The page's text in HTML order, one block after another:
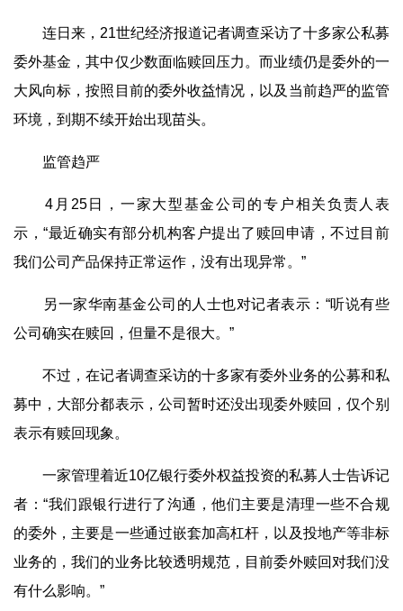
连日来，21世纪经济报道记者调查采访了十多家公私募
委外基金，其中仅少数面临赎回压力。而业绩仍是委外的一
大风向标，按照目前的委外收益情况，以及当前趋严的监管
环境，到期不续开始出现苗头。
监管趋严
4月25日，一家大型基金公司的专户相关负责人表
示，“最近确实有部分机构客户提出了赎回申请，不过目前
我们公司产品保持正常运作，没有出现异常。”
另一家华南基金公司的人士也对记者表示：“听说有些
公司确实在赎回，但量不是很大。”
不过，在记者调查采访的十多家有委外业务的公募和私
募中，大部分都表示，公司暂时还没出现委外赎回，仅个别
表示有赎回现象。
一家管理着近10亿银行委外权益投资的私募人士告诉记
者：“我们跟银行进行了沟通，他们主要是清理一些不合规
的委外，主要是一些通过嵌套加高杠杆，以及投地产等非标
业务的，我们的业务比较透明规范，目前委外赎回对我们没
有什么影响。”